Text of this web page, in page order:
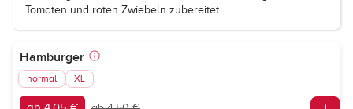
Tomaten und roten Zwiebeln zubereitet.
Hamburger
normal XL